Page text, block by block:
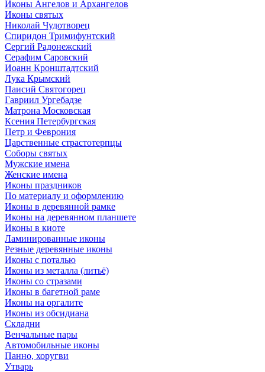
Иконы Ангелов и Архангелов
Иконы святых
Николай Чудотворец
Спиридон Тримифунтский
Сергий Радонежский
Серафим Саровский
Иоанн Кронштадтский
Лука Крымский
Паисий Святогорец
Гавриил Ургебадзе
Матрона Московская
Ксения Петербургская
Петр и Феврония
Царственные страстотерпцы
Соборы святых
Мужские имена
Женские имена
Иконы праздников
По материалу и оформлению
Иконы в деревянной рамке
Иконы на деревянном планшете
Иконы в киоте
Ламинированные иконы
Резные деревянные иконы
Иконы с поталью
Иконы из металла (литьё)
Иконы со стразами
Иконы в багетной раме
Иконы на оргалите
Иконы из обсидиана
Складни
Венчальные пары
Автомобильные иконы
Панно, хоругви
Утварь